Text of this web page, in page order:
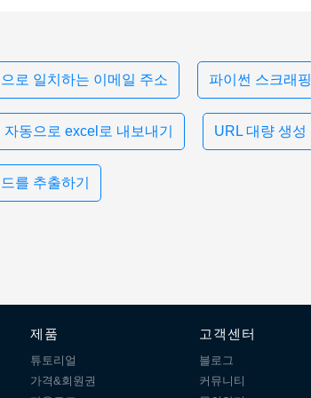
로 일치하는 이메일 주소 파이썬 스크래핑
동으로 excel로 내보내기 URL 대량 생성
를 추출하기
제품
튜토리얼
가격&회원권
고객센터
블로그
커뮤니티